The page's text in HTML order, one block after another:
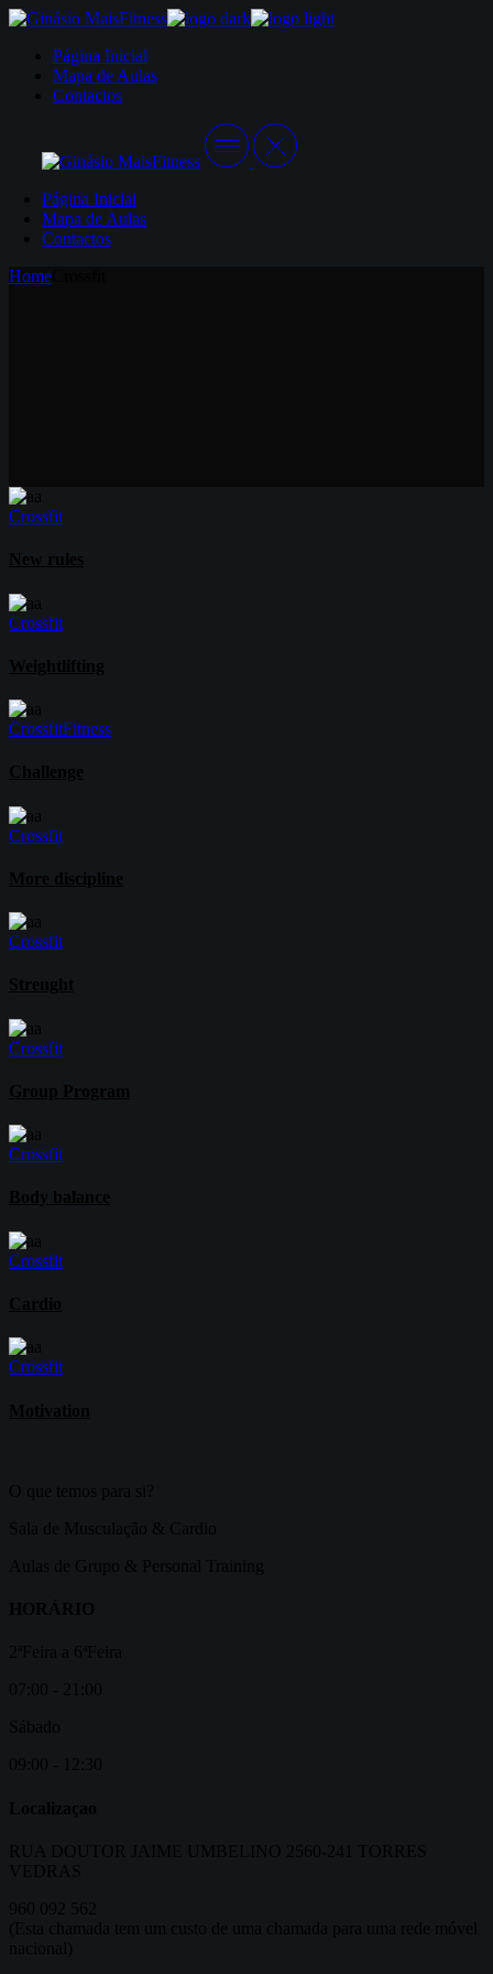
Skip
content
Página Inicial
Mapa de Aulas
Contactos
Página Inicial
Mapa de Aulas
Contactos
Home
Crossfit
New rules
Crossfit
Weightlifting
CrossfitFitness
Challenge
Crossfit
More discipline
Crossfit
Strenght
Crossfit
Group Program
Crossfit
Body balance
Crossfit
Cardio
Crossfit
Motivation
O que temos para si?
Sala de Musculação & Cardio
Aulas de Grupo & Personal Training
HORÁRIO
2ªFeira a 6ªFeira
07:00 - 21:00
Sábado
09:00 - 12:30
Localizaçao
RUA DOUTOR JAIME UMBELINO 2560-241 TORRES
VEDRAS
960 092 562
(Esta chamada tem um custo de uma chamada para uma rede móvel
nacional)